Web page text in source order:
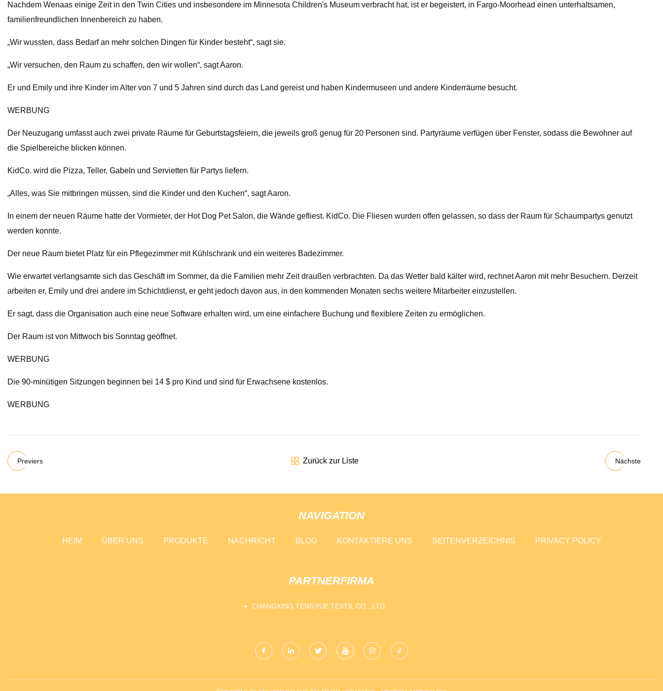
Nachdem Wenaas einige Zeit in den Twin Cities und insbesondere im Minnesota Children's Museum verbracht hat, ist er begeistert, in Fargo-Moorhead einen unterhaltsamen,
familienfreundlichen Innenbereich zu haben.
„Wir wussten, dass Bedarf an mehr solchen Dingen für Kinder besteht“, sagt sie.
„Wir versuchen, den Raum zu schaffen, den wir wollen“, sagt Aaron.
Er und Emily und ihre Kinder im Alter von 7 und 5 Jahren sind durch das Land gereist und haben Kindermuseen und andere Kinderräume besucht.
WERBUNG
Der Neuzugang umfasst auch zwei private Räume für Geburtstagsfeiern, die jeweils groß genug für 20 Personen sind. Partyräume verfügen über Fenster, sodass die Bewohner auf
die Spielbereiche blicken können.
KidCo. wird die Pizza, Teller, Gabeln und Servietten für Partys liefern.
„Alles, was Sie mitbringen müssen, sind die Kinder und den Kuchen“, sagt Aaron.
In einem der neuen Räume hatte der Vormieter, der Hot Dog Pet Salon, die Wände gefliest. KidCo. Die Fliesen wurden offen gelassen, so dass der Raum für Schaumpartys genutzt
werden konnte.
Der neue Raum bietet Platz für ein Pflegezimmer mit Kühlschrank und ein weiteres Badezimmer.
Wie erwartet verlangsamte sich das Geschäft im Sommer, da die Familien mehr Zeit draußen verbrachten. Da das Wetter bald kälter wird, rechnet Aaron mit mehr Besuchern. Derzeit
arbeiten er, Emily und drei andere im Schichtdienst, er geht jedoch davon aus, in den kommenden Monaten sechs weitere Mitarbeiter einzustellen.
Er sagt, dass die Organisation auch eine neue Software erhalten wird, um eine einfachere Buchung und flexiblere Zeiten zu ermöglichen.
Der Raum ist von Mittwoch bis Sonntag geöffnet.
WERBUNG
Die 90-minütigen Sitzungen beginnen bei 14 $ pro Kind und sind für Erwachsene kostenlos.
WERBUNG
Previers Zurück zur Liste Nächste
NAVIGATION
HEIM ÜBER UNS PRODUKTE NACHRICHT BLOG KONTAKTIERE UNS SEITENVERZEICHNIS PRIVACY POLICY
PARTNERFIRMA
CHANGXING TENGYUE TEXTIL CO., LTD.